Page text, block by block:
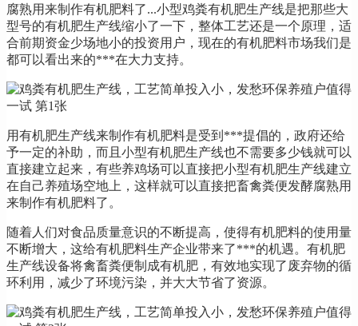
腐熟用来制作有机肥料了...小型鸡粪有机肥生产线是把那些大
型号的有机肥生产线缩小了一下，整体工艺还是一个原理，适
合前期资金少场地小的投资用户，现在的有机肥料市场我们是
都可以看出来的***在大力支持。
用有机肥生产线来制作有机肥料是受到***提倡的，政府还给
予一定的补助，而且小型有机肥生产线也不需要多少钱就可以
直接建立起来，有些养鸡场可以直接把小型有机肥生产线建立
在自己养殖场空地上，这样就可以直接把畜禽粪便发酵腐熟用
来制作有机肥料了。
随着人们对食品质量意识的不断提高，使得有机肥料的使用量
不断增大，这给有机肥料生产企业带来了***的机遇。有机肥
生产线设备将禽畜粪便制成有机肥，有效地实现了废弃物的循
环利用，减少了环境污染，并大大节省了资源。